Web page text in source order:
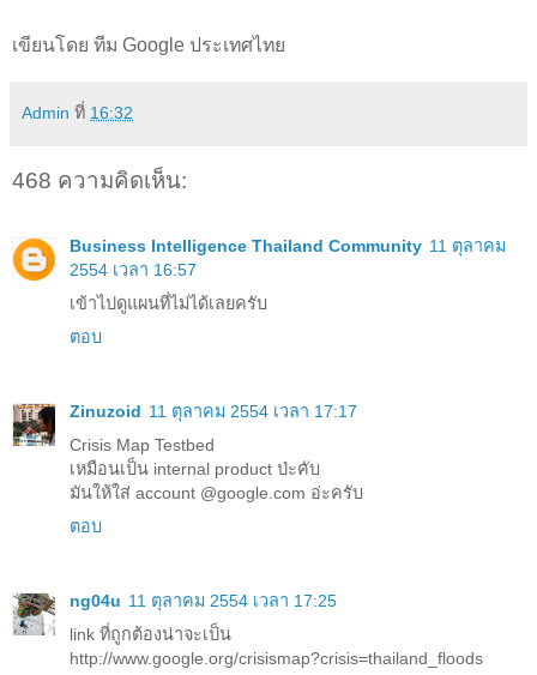
เขียนโดย ทีม Google ประเทศไทย
Admin ที่ 16:32
468 ความคิดเห็น:
Business Intelligence Thailand Community 11 ตุลาคม
2554 เวลา 16:57
เข้าไปดูแผนที่ไม่ได้เลยครับ
ตอบ
Zinuzoid 11 ตุลาคม 2554 เวลา 17:17
Crisis Map Testbed
เหมือนเป็น internal product ป่ะคับ
มันให้ใส่ account @google.com อ่ะครับ
ตอบ
ng04u 11 ตุลาคม 2554 เวลา 17:25
link ที่ถูกต้องน่าจะเป็น
http://www.google.org/crisismap?crisis=thailand_floods